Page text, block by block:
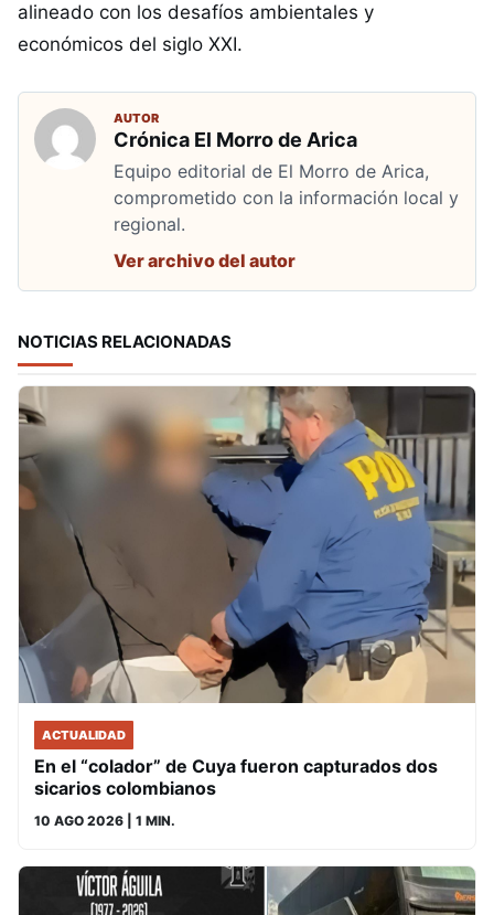
alineado con los desafíos ambientales y
económicos del siglo XXI.
AUTOR
Crónica El Morro de Arica
Equipo editorial de El Morro de Arica,
comprometido con la información local y
regional.
Ver archivo del autor
NOTICIAS RELACIONADAS
ACTUALIDAD
En el “colador” de Cuya fueron capturados dos
sicarios colombianos
10 AGO 2026 | 1 MIN.